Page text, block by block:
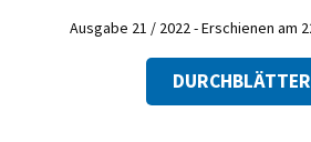
Ausgabe 21 / 2022 - Erschienen am